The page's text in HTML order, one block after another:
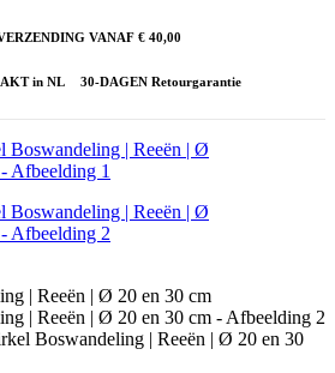
VANAF € 40,00
in NL 30-DAGEN Retourgarantie
Boswandeling | Reeën | Ø 20 en 30